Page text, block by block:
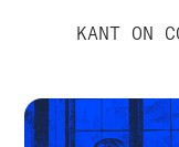
KANT ON